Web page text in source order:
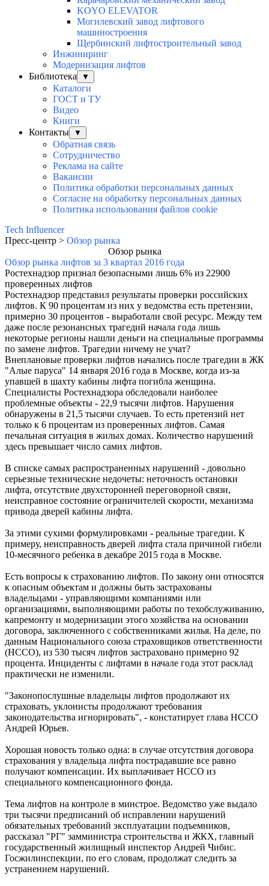
KOYO ELEVATOR
Могилевский завод лифтового
машиностроения
Щербинский лифтостроительный завод
Инжиниринг
Модернизация лифтов
Библиотека
▼
Каталоги
ГОСТ и ТУ
Видео
Книги
Контакты
▼
Обратная связь
Сотрудничество
Реклама на сайте
Вакансии
Политика обработки персональных данных
Согласие на обработку персональных данных
Политика использования файлов cookie
Tech Influencer
Пресс-центр > Обзор рынка
Обзор рынка
Обзор рынка лифтов за 3 квартал 2016 года
Ростехнадзор признал безопасными лишь 6% из 22900
проверенных лифтов
Ростехнадзор представил результаты проверки российских
лифтов. К 90 процентам из них у ведомства есть претензии,
примерно 30 процентов - выработали свой ресурс. Между тем
даже после резонансных трагедий начала года лишь
некоторые регионы нашли деньги на специальные программы
по замене лифтов. Трагедии ничему не учат?
Внеплановые проверки лифтов начались после трагедии в ЖК
"Алые паруса" 14 января 2016 года в Москве, когда из-за
упавшей в шахту кабины лифта погибла женщина.
Специалисты Ростехнадзора обследовали наиболее
проблемные объекты - 22,9 тысячи лифтов. Нарушения
обнаружены в 21,5 тысячи случаев. То есть претензий нет
только к 6 процентам из проверенных лифтов. Самая
печальная ситуация в жилых домах. Количество нарушений
здесь превышает число самих лифтов.
В списке самых распространенных нарушений - довольно
серьезные технические недочеты: неточность остановки
лифта, отсутствие двухсторонней переговорной связи,
неисправное состояние ограничителей скорости, механизма
привода дверей кабины лифта.
За этими сухими формулировками - реальные трагедии. К
примеру, неисправность дверей лифта стала причиной гибели
10-месячного ребенка в декабре 2015 года в Москве.
Есть вопросы к страхованию лифтов. По закону они относятся
к опасным объектам и должны быть застрахованы
владельцами - управляющими компаниями или
организациями, выполняющими работы по техобслуживанию,
капремонту и модернизации этого хозяйства на основании
договора, заключенного с собственниками жилья. На деле, по
данным Национального союза страховщиков ответственности
(НССО), из 530 тысяч лифтов застраховано примерно 92
процента. Инциденты с лифтами в начале года этот расклад
практически не изменили.
"Законопослушные владельцы лифтов продолжают их
страховать, уклонисты продолжают требования
законодательства игнорировать", - констатирует глава НССО
Андрей Юрьев.
Хорошая новость только одна: в случае отсутствия договора
страхования у владельца лифта пострадавшие все равно
получают компенсации. Их выплачивает НССО из
специального компенсационного фонда.
Тема лифтов на контроле в минстрое. Ведомство уже выдало
три тысячи предписаний об исправлении нарушений
обязательных требований эксплуатации подъемников,
рассказал "РГ" замминистра строительства и ЖКХ, главный
государственный жилищный инспектор Андрей Чибис.
Госжилинспекции, по его словам, продолжат следить за
устранением нарушений.